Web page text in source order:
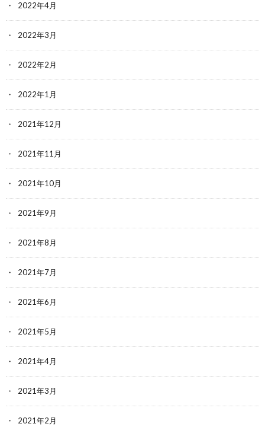
2022年4月
2022年3月
2022年2月
2022年1月
2021年12月
2021年11月
2021年10月
2021年9月
2021年8月
2021年7月
2021年6月
2021年5月
2021年4月
2021年3月
2021年2月